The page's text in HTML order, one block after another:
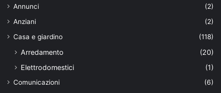
Annunci
(2)
Anziani
(2)
Casa e giardino
(118)
Arredamento
(20)
Elettrodomestici
(1)
Comunicazioni
(6)